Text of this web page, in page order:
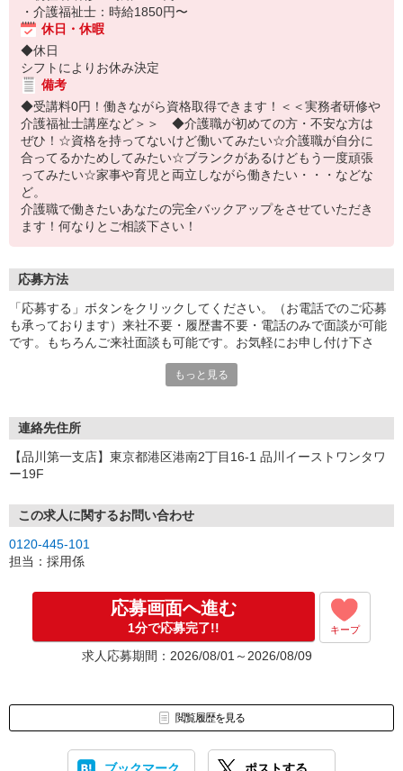
・介護福祉士：時給1850円〜
休日・休暇
◆休日
シフトによりお休み決定
備考
◆受講料0円！働きながら資格取得できます！＜＜実務者研修や
介護福祉士講座など＞＞ ◆介護職が初めての方・不安な方は
ぜひ！☆資格を持ってないけど働いてみたい☆介護職が自分に
合ってるかためしてみたい☆ブランクがあるけどもう一度頑張
ってみたい☆家事や育児と両立しながら働きたい・・・などな
ど。
介護職で働きたいあなたの完全バックアップをさせていただき
ます！何なりとご相談下さい！
応募方法
「応募する」ボタンをクリックしてください。（お電話でのご応募
も承っております）来社不要・履歴書不要・電話のみで面談が可能
です。もちろんご来社面談も可能です。お気軽にお申し付け下さ
もっと見る
連絡先住所
【品川第一支店】東京都港区港南2丁目16-1 品川イーストワンタワ
ー19F
この求人に関するお問い合わせ
0120-445-101
担当：採用係
応募画面へ進む
1分で応募完了!! キープ
求人応募期間：2026/08/01～2026/08/09
閲覧履歴を見る